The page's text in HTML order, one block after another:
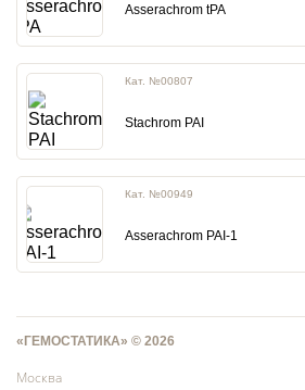
Asserachrom tPA
Кат. №00807
Stachrom PAI
Кат. №00949
Asserachrom PAI-1
«ГЕМОСТАТИКА» © 2026
Москва